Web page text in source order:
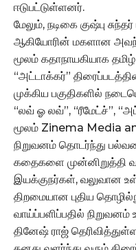
ஈடுபட்டுள்ளனர்.
மேலும், நடிகை குஷ்பு
ஆகியோரின் மகளான
மூலம் கதாநாயகியாக தமிழ்
“அட்டாக்கர்”
முக்கிய பகுதிகளில்
“லவ் ஓ லவ்”, “ரீமேட்ச்”,
மூலம் Zinema Media
நிறுவனம் தொடர்ந்து
கதைகளை முன்னிறுத்தி
இயக்குநர்கள், வலுவான
திறமையான புதிய
வாய்ப்பளிப்பதில் நிறுவனம்
தினேஷ் ராஜ்